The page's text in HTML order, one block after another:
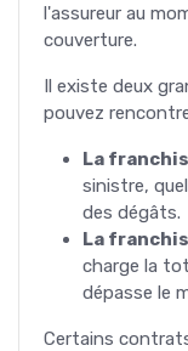
l'assureur au
couverture.
Il existe deux
pouvez
La
sinistre,
des dégâts.
La
charge la
dépasse le
Certains